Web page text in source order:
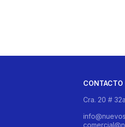
CONTACTO
Cra. 20 #